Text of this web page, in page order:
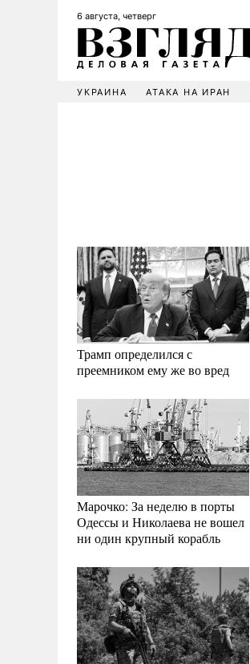
6 августа, четверг
УКРАИНА АТАКА НА ИРАН
Трамп определился с
преемником ему же во вред
Марочко: За неделю в порты
Одессы и Николаева не вошел
ни один крупный корабль